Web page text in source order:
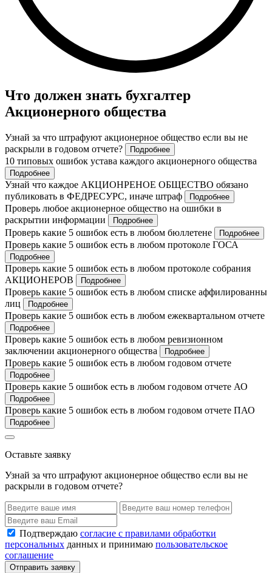
Что должен знать бухгалтер
Акционерного общества
Узнай за что штрафуют акционерное общество если вы не
раскрыли в годовом отчете?
Подробнее
10 типовых ошибок устава каждого акционерного общества
Подробнее
Узнай что каждое АКЦИОНРЕНОЕ ОБЩЕСТВО обязано
публиковать в ФЕДРЕСУРС, иначе штраф
Подробнее
Проверь любое акционерное общество на ошибки в
раскрытии информации
Подробнее
Проверь какие 5 ошибок есть в любом бюллетене Подробнее
Проверь какие 5 ошибок есть в любом протоколе ГОСА
Подробнее
Проверь какие 5 ошибок есть в любом протоколе собрания
АКЦИОНЕРОВ
Подробнее
Проверь какие 5 ошибок есть в любом списке аффилированны
лиц
Подробнее
Проверь какие 5 ошибок есть в любом ежеквартальном отчете
Подробнее
Проверь какие 5 ошибок есть в любом ревизионном
заключении акционерного общества
Подробнее
Проверь какие 5 ошибок есть в любом годовом отчете
Подробнее
Проверь какие 5 ошибок есть в любом годовом отчете АО
Подробнее
Проверь какие 5 ошибок есть в любом годовом отчете ПАО
Подробнее
Оставьте заявку
Узнай за что штрафуют акционерное общество если вы не
раскрыли в годовом отчете?
Подтверждаю согласие с правилами обработки
персональных данных и принимаю пользовательское
соглашение
Отправить заявку